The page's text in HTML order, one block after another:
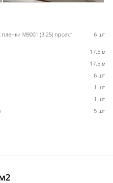
M9001 (3.25) проект 6 шт
17.5 м
17.5 м
6 шт
1 шт
1 шт
5 шт